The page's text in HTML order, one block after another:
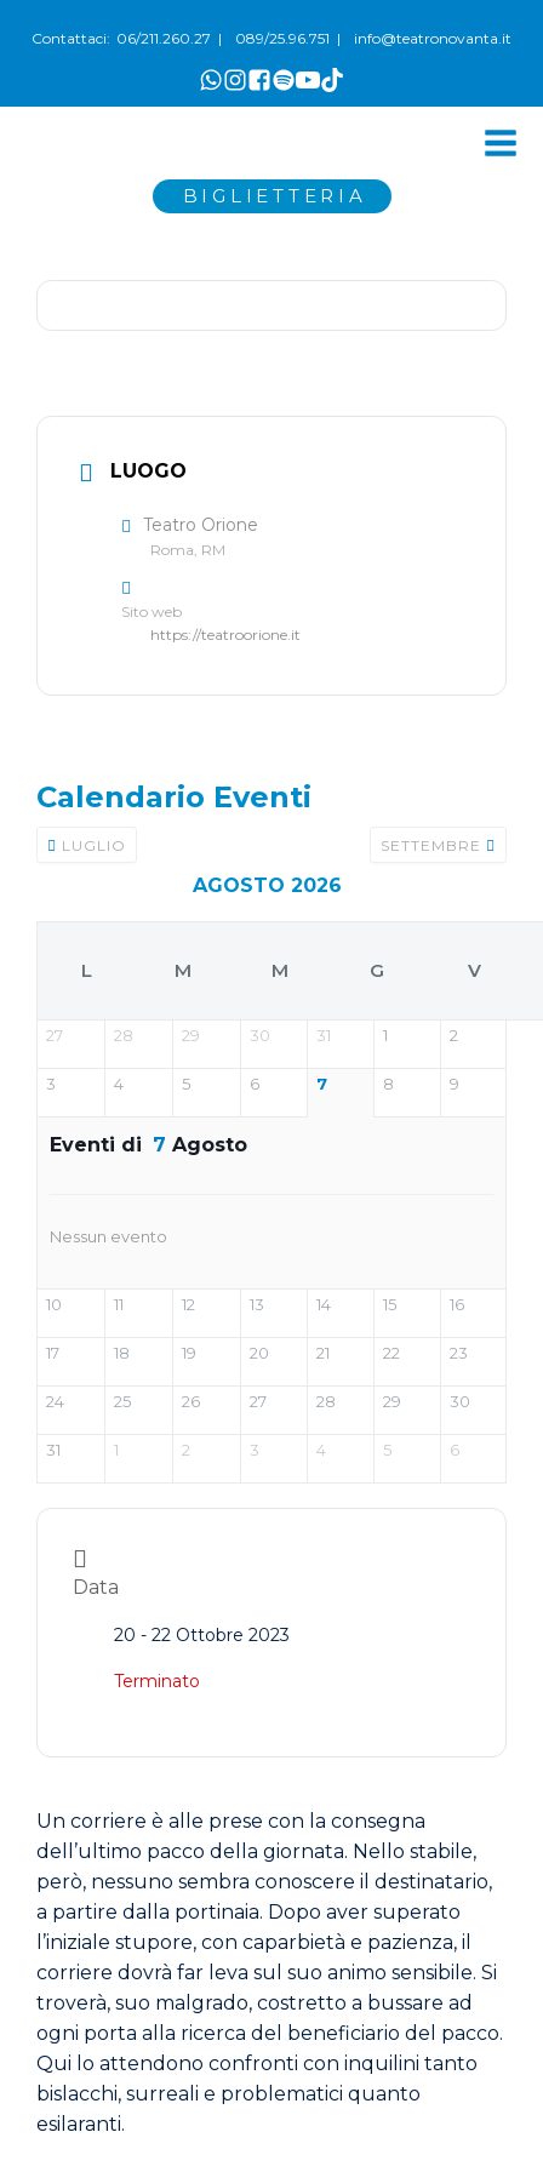
Contattaci: 06/211.260.27 | 089/25.96.751 | info@teatronovanta.it
BIGLIETTERIA
LUOGO
Teatro Orione
Roma, RM
Sito web
https://teatroorione.it
Calendario Eventi
LUGLIO
AGOSTO 2026
SETTEMBRE
L M M G V
27 28 29 30 31 1 2
3 4 5 6 7 8 9
Eventi di 7 Agosto
Nessun evento
10 11 12 13 14 15 16
17 18 19 20 21 22 23
24 25 26 27 28 29 30
31 1 2 3 4 5 6
Data
20 - 22 Ottobre 2023
Terminato
Un corriere è alle prese con la consegna
dell’ultimo pacco della giornata. Nello stabile,
però, nessuno sembra conoscere il destinatario,
a partire dalla portinaia. Dopo aver superato
l’iniziale stupore, con caparbietà e pazienza, il
corriere dovrà far leva sul suo animo sensibile. Si
troverà, suo malgrado, costretto a bussare ad
ogni porta alla ricerca del beneficiario del pacco.
Qui lo attendono confronti con inquilini tanto
bislacchi, surreali e problematici quanto
esilaranti.